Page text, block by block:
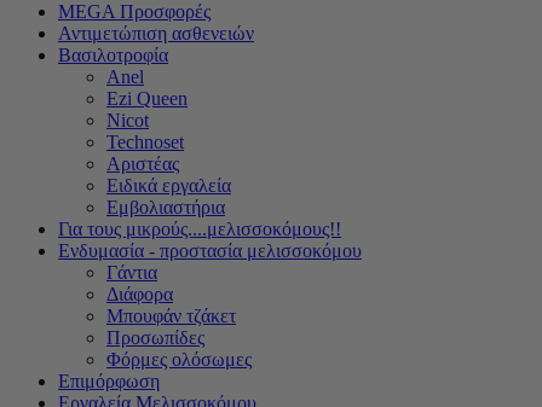
MEGA Προσφορές
Αντιμετώπιση ασθενειών
Βασιλοτροφία
Anel
Ezi Queen
Nicot
Technoset
Αριστέας
Ειδικά εργαλεία
Εμβολιαστήρια
Για τους μικρούς....μελισσοκόμους!!
Ενδυμασία - προστασία μελισσοκόμου
Γάντια
Διάφορα
Μπουφάν τζάκετ
Προσωπίδες
Φόρμες ολόσωμες
Επιμόρφωση